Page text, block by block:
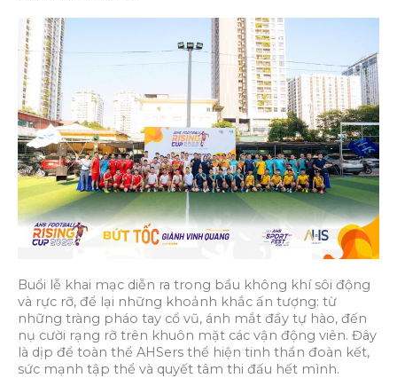
Buổi lễ khai mạc diễn ra trong bầu không khí sôi động
và rực rỡ, để lại những khoảnh khắc ấn tượng: từ
những tràng pháo tay cổ vũ, ánh mắt đầy tự hào, đến
nụ cười rạng rỡ trên khuôn mặt các vận động viên. Đây
là dịp để toàn thể AHSers thể hiện tinh thần đoàn kết,
sức mạnh tập thể và quyết tâm thi đấu hết mình.